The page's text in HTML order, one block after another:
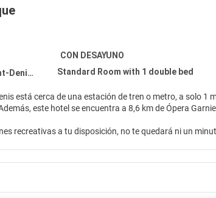
CON DESAYUNO
93200
Standard Room with 1 double bed
está cerca de una estación de tren o metro, a solo 1
La Machine du Moulin Rouge. Además, este hotel se encuentra a 8,6 km
recreativas a tu disposición, no te quedará ni un
de las 156 habitaciones con frigorífico y
a Internet por cable y wifi gratis. El baño
Entre las comodidades, se incluyen caja fuerte,